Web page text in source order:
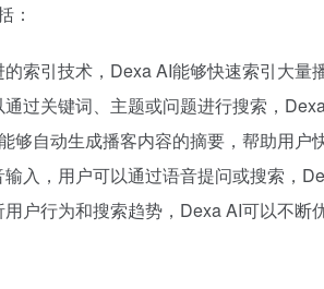
：
索引技术，Dexa AI能够快速索引大量
过关键词、主题或问题进行搜索，
够自动生成播客内容的摘要，帮助用户
入，用户可以通过语音提问或搜索，
户行为和搜索趋势，Dexa AI可以不断